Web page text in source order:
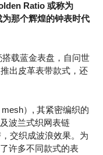
Ratio 或称为
那个辉煌的钟表时代
载蓝金表盘，自问世
出皮革表带款式，还
）, 其紧密编织的
波兰式织网表链
交织成波浪效果。为
许多不同款式的表